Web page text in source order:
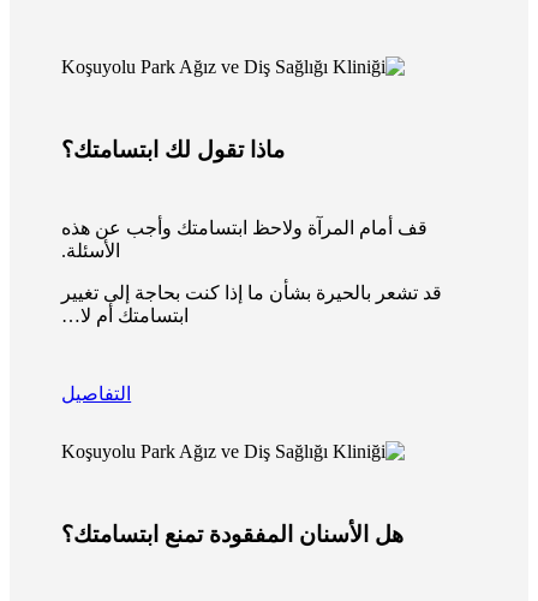
ماذا تقول لك ابتسامتك؟
قف أمام المرآة ولاحظ ابتسامتك وأجب عن هذه
الأسئلة.
قد تشعر بالحيرة بشأن ما إذا كنت بحاجة إلى تغيير
ابتسامتك أم لا…
التفاصيل
هل الأسنان المفقودة تمنع ابتسامتك؟